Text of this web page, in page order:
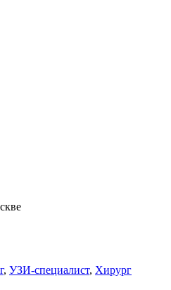
, УЗИ-специалист, Хирург